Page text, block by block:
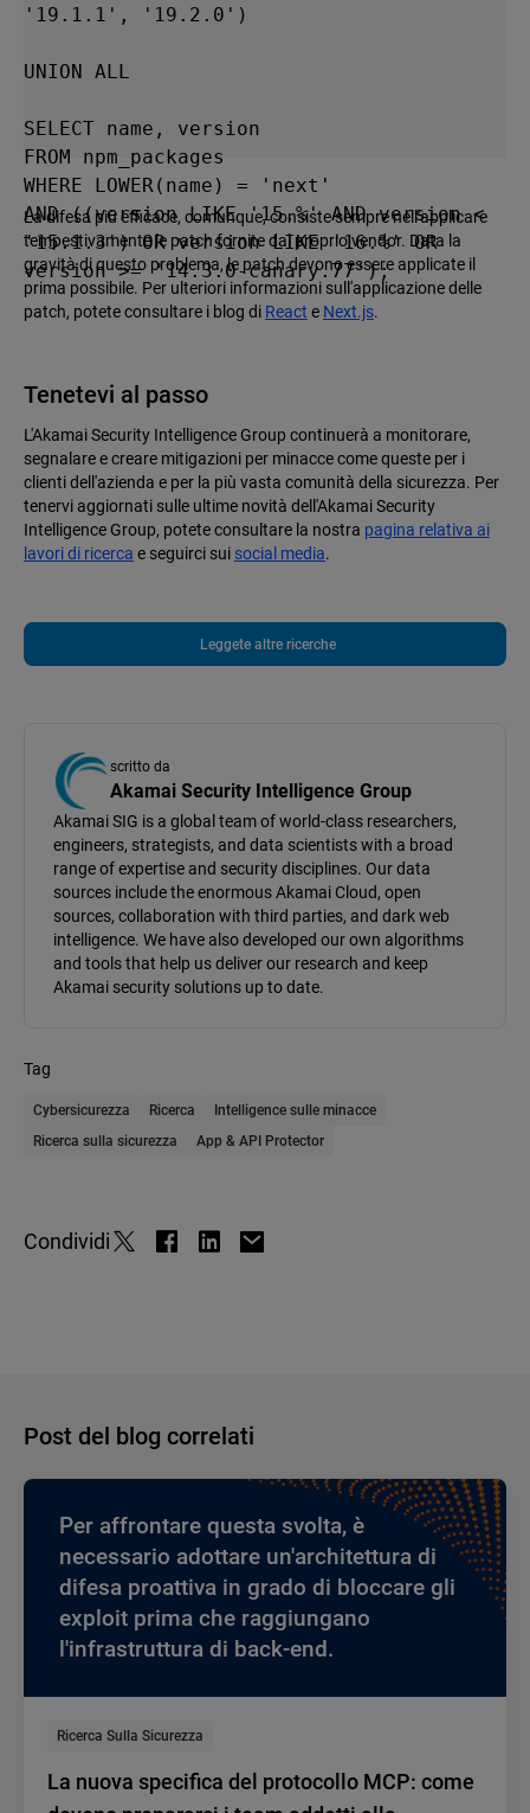
'19.1.1', '19.2.0')
UNION ALL
SELECT name, version
FROM npm_packages
WHERE LOWER(name) = 'next'
AND ((version LIKE '15.%' AND version <
'15.1.3') OR version LIKE '16.%' OR
version >= '14.3.0-canary.77');
La difesa più efficace, comunque, consiste sempre nell'applicare
tempestivamente le patch fornite dal proprio vendor. Data la
gravità di questo problema, le patch devono essere applicate il
prima possibile. Per ulteriori informazioni sull'applicazione delle
patch, potete consultare i blog di React e Next.js.
Tenetevi al passo
L'Akamai Security Intelligence Group continuerà a monitorare,
segnalare e creare mitigazioni per minacce come queste per i
clienti dell'azienda e per la più vasta comunità della sicurezza. Per
tenervi aggiornati sulle ultime novità dell'Akamai Security
Intelligence Group, potete consultare la nostra pagina relativa ai
lavori di ricerca e seguirci sui social media.
Leggete altre ricerche
scritto da
Akamai Security Intelligence Group
Akamai SIG is a global team of world-class researchers,
engineers, strategists, and data scientists with a broad
range of expertise and security disciplines. Our data
sources include the enormous Akamai Cloud, open
sources, collaboration with third parties, and dark web
intelligence. We have also developed our own algorithms
and tools that help us deliver our research and keep
Akamai security solutions up to date.
Tag
Cybersicurezza Ricerca
Intelligence sulle minacce
Ricerca sulla sicurezza
App & API Protector
Condividi
Post del blog correlati
Per affrontare questa svolta, è
necessario adottare un'architettura di
difesa proattiva in grado di bloccare gli
exploit prima che raggiungano
l'infrastruttura di back-end.
Ricerca Sulla Sicurezza
La nuova specifica del protocollo MCP: come